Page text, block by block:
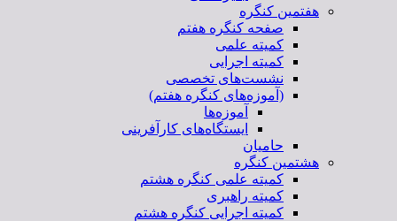
هفتمین کنگره
صفحه کنگره هفتم
کمیته علمی
کمیته اجرایی
نشست‌های تخصصی
(آموزه‌های کنگره هفتم)
آموزه‌ها
ایستگاه‌های کارآفرینی
حامیان
هشتمین کنگره
کمیته علمی کنگره هشتم
کمیته راهبری
کمیته اجرایی کنگره هشتم